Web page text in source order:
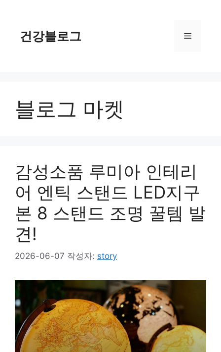
건강블로그 메
블로그 마켓
감성소품 루미아 인테리
어 엔틱 스탠드 LED지구
본 8 스탠드 조명 꿀템 발
견!
2026-06-07 작성자: story